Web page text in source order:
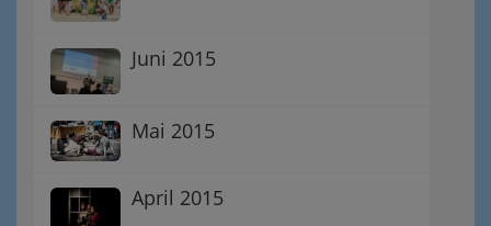
Juni 2015
Mai 2015
April 2015